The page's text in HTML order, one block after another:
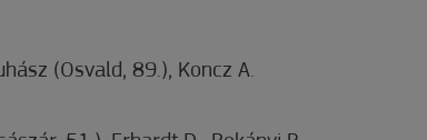
(Osvald, 89.), Koncz A.